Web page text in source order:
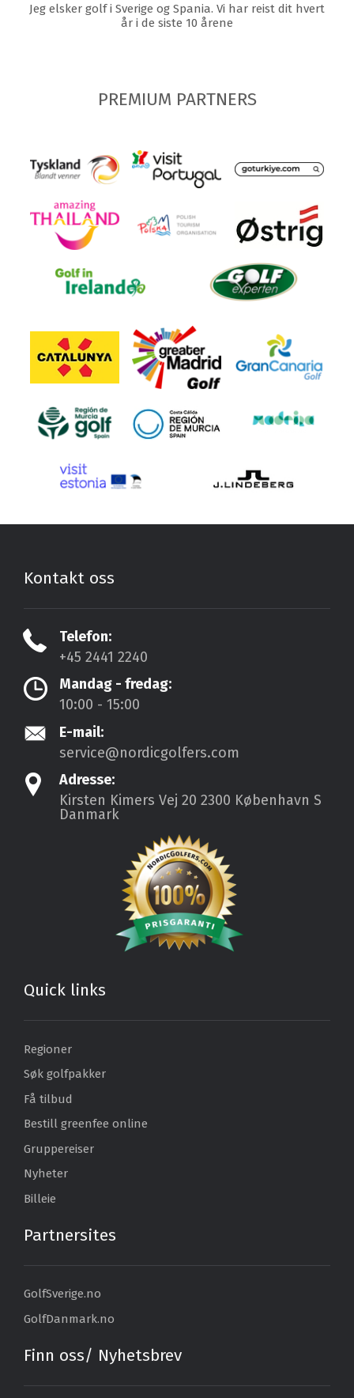
Jeg elsker golf i Sverige og Spania. Vi har reist dit hvert
år i de siste 10 årene
PREMIUM PARTNERS
Kontakt oss
Telefon:
+45 2441 2240
Mandag - fredag:
10:00 - 15:00
E-mail:
service@nordicgolfers.com
Adresse:
Kirsten Kimers Vej 20 2300 København S
Danmark
Quick links
Regioner
Søk golfpakker
Få tilbud
Bestill greenfee online
Gruppereiser
Nyheter
Billeie
Partnersites
GolfSverige.no
GolfDanmark.no
Finn oss/ Nyhetsbrev